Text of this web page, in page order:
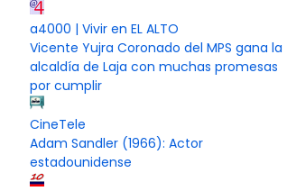
a4000 | Vivir en EL ALTO
Vicente Yujra Coronado del MPS gana la
alcaldía de Laja con muchas promesas
por cumplir
CineTele
Adam Sandler (1966): Actor
estadounidense